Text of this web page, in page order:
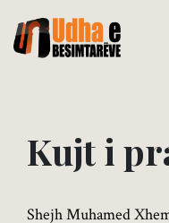
Kujti pr
Shejh Muhamed